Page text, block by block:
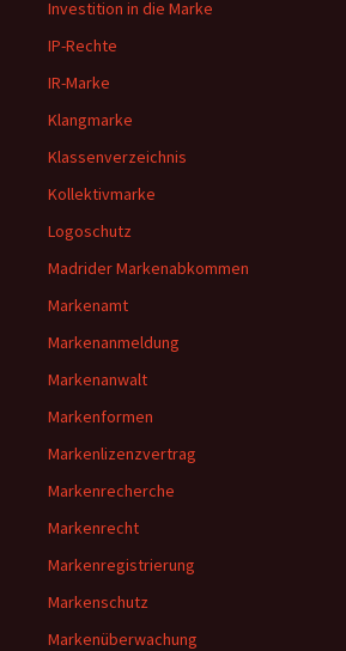
Investition in die Marke
IP-Rechte
IR-Marke
Klangmarke
Klassenverzeichnis
Kollektivmarke
Logoschutz
Madrider Markenabkommen
Markenamt
Markenanmeldung
Markenanwalt
Markenformen
Markenlizenzvertrag
Markenrecherche
Markenrecht
Markenregistrierung
Markenschutz
Markenüberwachung